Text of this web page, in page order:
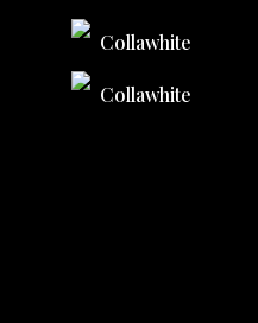
Collawhite
Collawhite